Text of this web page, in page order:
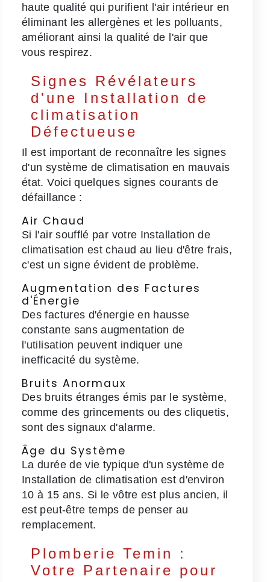
haute qualité qui purifient l'air intérieur en
éliminant les allergènes et les polluants,
améliorant ainsi la qualité de l'air que
vous respirez.
Signes Révélateurs
d'une Installation de
climatisation
Défectueuse
Il est important de reconnaître les signes
d'un système de climatisation en mauvais
état. Voici quelques signes courants de
défaillance :
Air Chaud
Si l'air soufflé par votre Installation de
climatisation est chaud au lieu d'être frais,
c'est un signe évident de problème.
Augmentation des Factures
d'Énergie
Des factures d'énergie en hausse
constante sans augmentation de
l'utilisation peuvent indiquer une
inefficacité du système.
Bruits Anormaux
Des bruits étranges émis par le système,
comme des grincements ou des cliquetis,
sont des signaux d'alarme.
Âge du Système
La durée de vie typique d'un système de
Installation de climatisation est d'environ
10 à 15 ans. Si le vôtre est plus ancien, il
est peut-être temps de penser au
remplacement.
Plomberie Temin :
Votre Partenaire pour